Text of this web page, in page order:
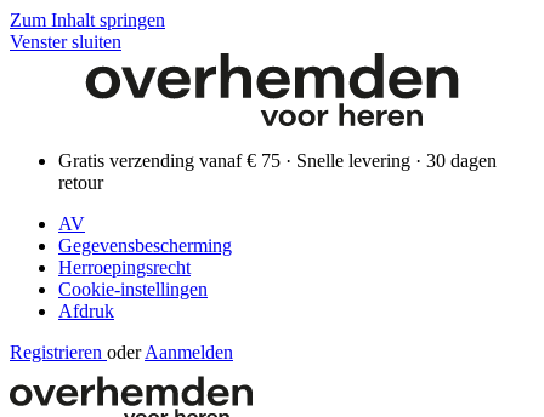
Zum Inhalt springen
Venster sluiten
Gratis verzending vanaf € 75 · Snelle levering · 30 dagen
retour
AV
Gegevensbescherming
Herroepingsrecht
Cookie-instellingen
Afdruk
Registrieren oder Aanmelden